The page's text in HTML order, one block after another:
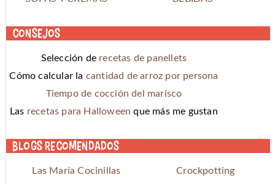
Consejos
Selección de recetas de panellets
Cómo calcular la cantidad de arroz por persona
Tiempo de cocción del marisco
Las recetas para Halloween que más me gustan
Blogs recomendados
Las María Cocinillas
Crockpotting